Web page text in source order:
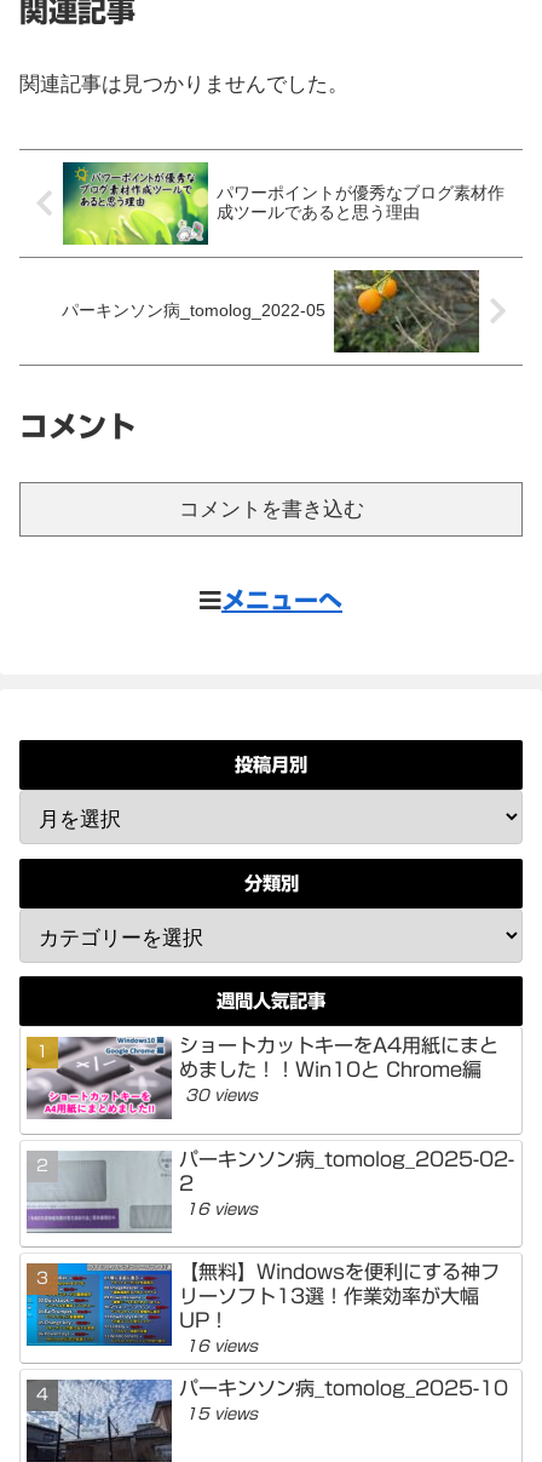
関連記事
関連記事は見つかりませんでした。
パワーポイントが優秀なブログ素材作
成ツールであると思う理由
パーキンソン病_tomolog_2022-05
コメント
コメントを書き込む
メニューへ
投稿月別
分類別
週間人気記事
ショートカットキーをA4用紙にまと
めました！！Win10と Chrome編
30 views
パーキンソン病_tomolog_2025-02-
2
16 views
【無料】Windowsを便利にする神フ
リーソフト13選！作業効率が大幅
UP！
16 views
パーキンソン病_tomolog_2025-10
15 views